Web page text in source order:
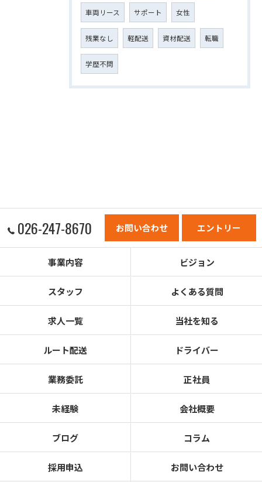
車両リース サポート 女性
残業なし 軽配送 資材配送 転職
学歴不問
026-247-8670 お問い合わせ エントリー
事業内容 ビジョン
スタッフ よくある質問
求人一覧 当社を知る
ルート配送 ドライバー
業務委託 正社員
未経験 会社概要
ブログ コラム
採用申込 お問い合わせ